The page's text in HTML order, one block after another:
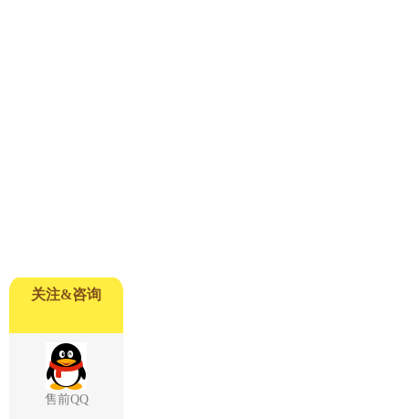
关注&咨询
售前QQ